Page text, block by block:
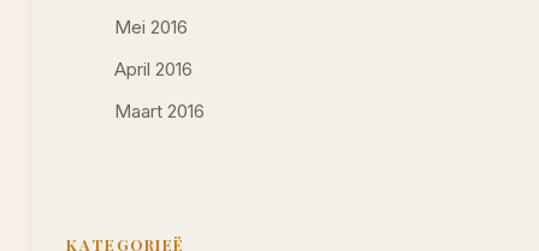
Mei 2016
April 2016
Maart 2016
KATEGORIEË